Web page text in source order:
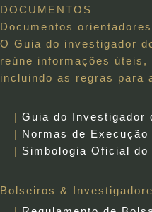
DOCUMENTOS
Documentos
O Guia do investigador
reúne informações úteis,
incluindo as regras para
Guia do Investigador
Normas de
Simbologia Oficial do
Bolseiros &